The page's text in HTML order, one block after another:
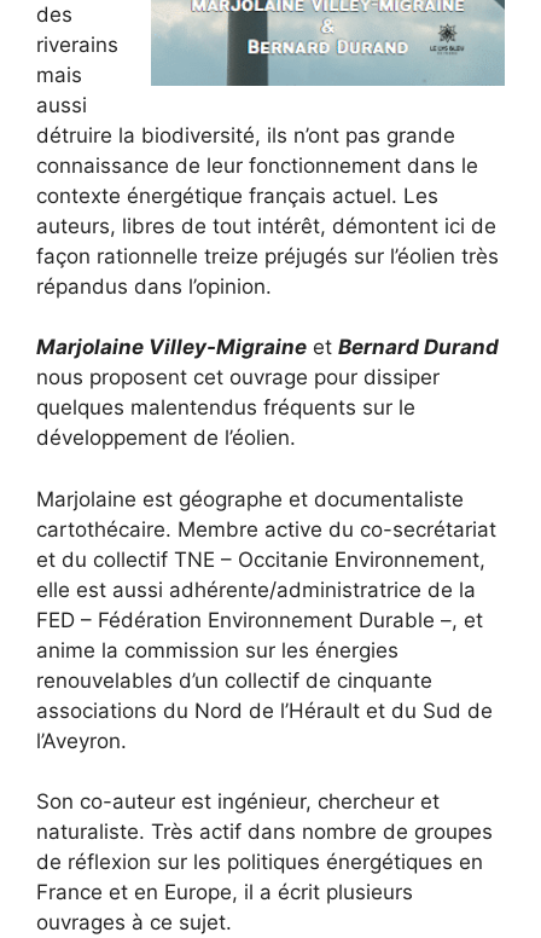
des
riverains
mais
aussi
détruire la biodiversité, ils n’ont pas grande
connaissance de leur fonctionnement dans le
contexte énergétique français actuel. Les
auteurs, libres de tout intérêt, démontent ici de
façon rationnelle treize préjugés sur l’éolien très
répandus dans l’opinion.
Marjolaine Villey-Migraine et Bernard Durand
nous proposent cet ouvrage pour dissiper
quelques malentendus fréquents sur le
développement de l’éolien.
Marjolaine est géographe et documentaliste
cartothécaire. Membre active du co-secrétariat
et du collectif TNE – Occitanie Environnement,
elle est aussi adhérente/administratrice de la
FED – Fédération Environnement Durable –, et
anime la commission sur les énergies
renouvelables d’un collectif de cinquante
associations du Nord de l’Hérault et du Sud de
l’Aveyron.
Son co-auteur est ingénieur, chercheur et
naturaliste. Très actif dans nombre de groupes
de réflexion sur les politiques énergétiques en
France et en Europe, il a écrit plusieurs
ouvrages à ce sujet.